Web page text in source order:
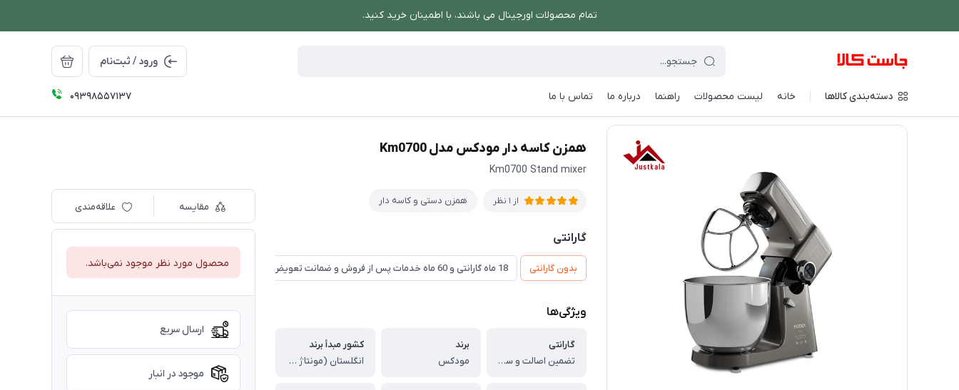
تمام محصولات اورجینال می باشند، با اطمینان خرید کنید.
ورود / ثبت‌نام
دسته‌بندی کالاها خانه لیست محصولات راهنما درباره ما تماس با ما 09398557137
فروشگاه اینترنتی جاست کالا دستگاه های غذاساز همزن دستی و کاسه دار همزن کاسه دار مودکس مدل Km0700
همزن کاسه دار مودکس مدل Km0700
Km0700 Stand mixer
از 1 نظر همزن دستی و کاسه دار
گارانتی
بدون گارانتی 18 ماه گارانتی و 60 ماه خدمات پس از فروش و ضمانت تعویض
ویژگی‌ها
گارانتی
تضمین اصالت و سلامت فیزیکی کالا
برند
مودکس
کشور مبدأ برند
انگلستان (مونتاژ چین)
مقایسه علاقه‌مندی
محصول مورد نظر موجود نمی‌باشد.
ارسال سریع
موجود در انبار